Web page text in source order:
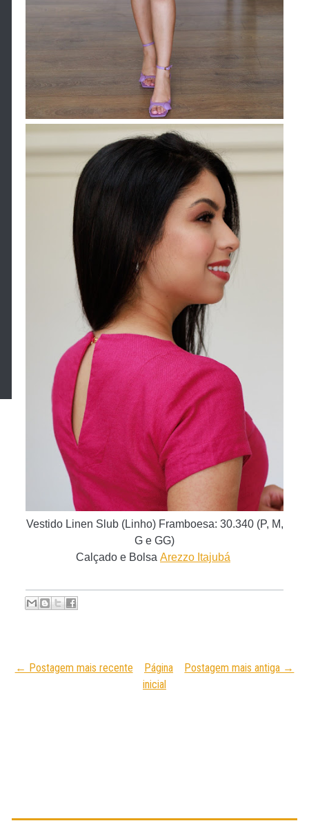
Vestido Linen Slub (Linho) Framboesa: 30.340 (P, M,
G e GG)
Calçado e Bolsa Arezzo Itajubá
← Postagem mais recente Postagem mais antiga →
Página
inicial